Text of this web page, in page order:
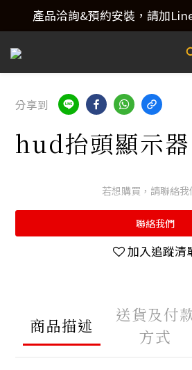
產品洽詢&預約安裝，請加
產品洽詢&預約安裝，請加
歡迎來電洽詢 02-
產品洽詢&預約安裝，請加
分享到
hud抬頭顯示
若想購買，請聯絡我
聯絡我們
加入追蹤清
商品描述
送貨及付
方式